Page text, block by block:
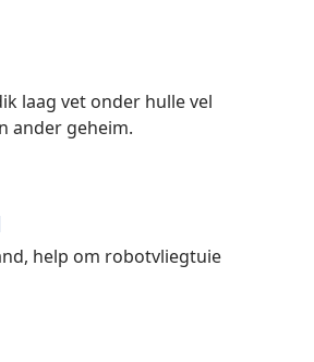
laag vet onder hulle vel
ander geheim.
help om robotvliegtuie